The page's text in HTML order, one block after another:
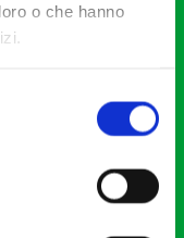
o che hanno